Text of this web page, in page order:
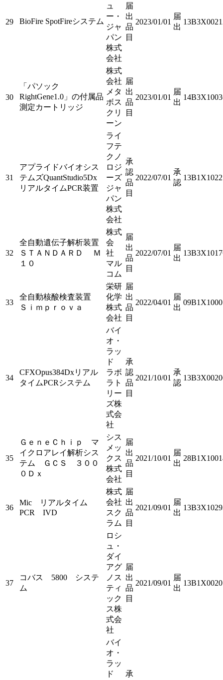
29 BioFire SpotFireシステム
ュ
ー・
ジャ
パン
株式
会社
届
出
品
目
2023/01/01
届
出
30
「パソック
RightGene1.0」の付属品
測定カートリッジ
株式
会社
メタ
ボス
クリ
ーン
届
出
品
目
2023/01/01
届
出
31
アプライドバイオシス
テムズQuantStudio5Dx
リアルタイムPCR装置
ライ
フテ
クノ
ロジ
ーズ
ジャ
パン
株式
会社
承
認
品
目
2022/07/01
承
認
32
全自動遺伝子解析装置
ＳＴＡＮＤＡＲＤ Ｍ
１０
株式
会
社
マル
コム
届
出
品
目
2022/07/01
届
出
33
全自動核酸検査装置
Ｓｉｍｐｒｏｖａ
栄研
化学
株式
会社
届
出
品
目
2022/04/01
届
出
34
CFXOpus384Dxリアル
タイムPCRシステム
バイ
オ・
ラッ
ド
ラボ
ラト
リー
ズ株
式会
社
承
認
品
目
2021/10/01
承
認
35
ＧｅｎｅＣｈｉｐ マ
イクロアレイ解析シス
テム ＧＣＳ ３００
０Ｄｘ
シス
メッ
クス
株式
会社
届
出
品
目
2021/10/01
届
出
36
Mic リアルタイム
PCR IVD
株式
会社
スク
ラム
届
出
品
目
2021/09/01
届
出
37
コバス 5800 システ
ム
ロシ
ュ・
ダイ
アグ
ノス
ティ
ック
ス株
式会
社
届
出
品
目
2021/09/01
届
出
バイ
オ・
ラッ
ド
承